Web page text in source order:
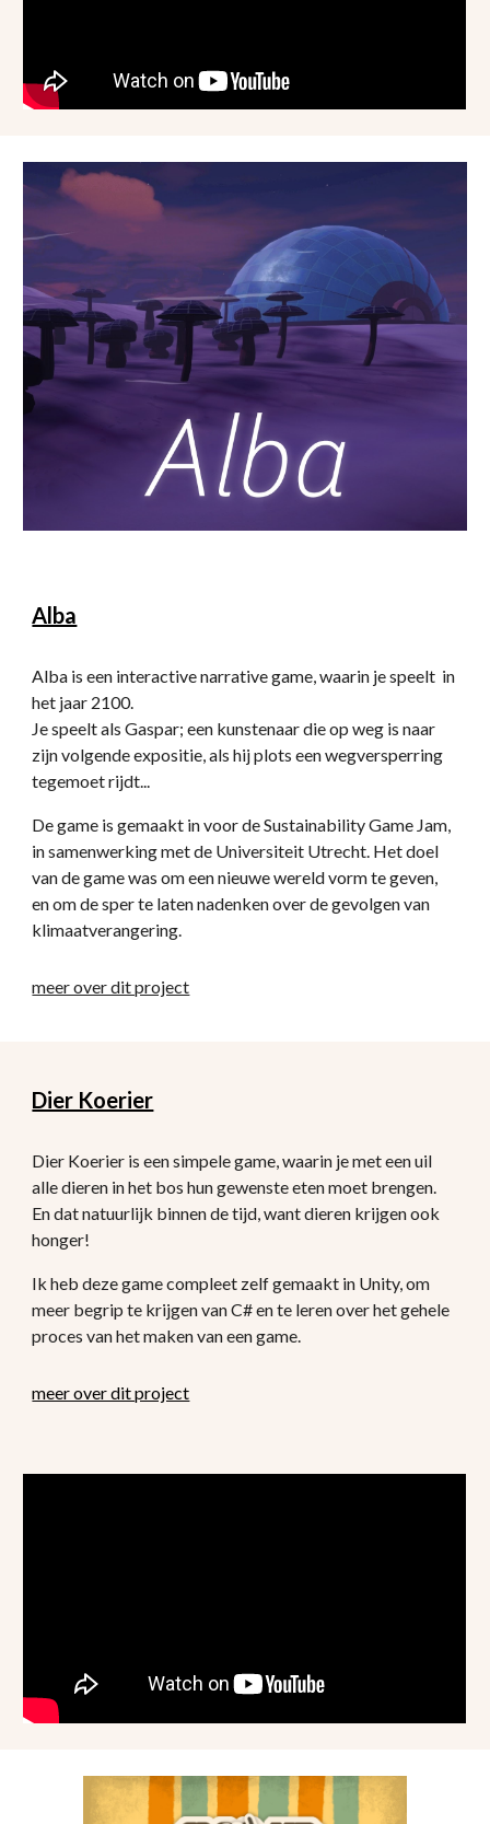
Alba
Alba is een interactive narrative game, waarin je speelt  in
het jaar 2100.
Je speelt als Gaspar; een kunstenaar die op weg is naar
zijn volgende expositie, als hij plots een wegversperring
tegemoet rijdt...
De game is gemaakt in voor de Sustainability Game Jam,
in samenwerking met de Universiteit Utrecht. Het doel
van de game was om een nieuwe wereld vorm te geven,
en om de sper te laten nadenken over de gevolgen van
klimaatverangering.
meer over dit project
Dier Koerier
Dier Koerier is een simpele game, waarin je met een uil
alle dieren in het bos hun gewenste eten moet brengen.
En dat natuurlijk binnen de tijd, want dieren krijgen ook
honger!
Ik heb deze game compleet zelf gemaakt in Unity, om
meer begrip te krijgen van C# en te leren over het gehele
proces van het maken van een game.
meer over dit project